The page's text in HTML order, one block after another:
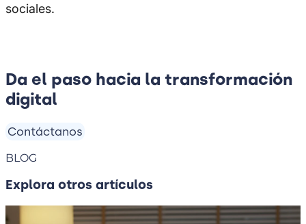
sociales.
Da el paso hacia la transformación
digital
Contáctanos
BLOG
Explora otros artículos